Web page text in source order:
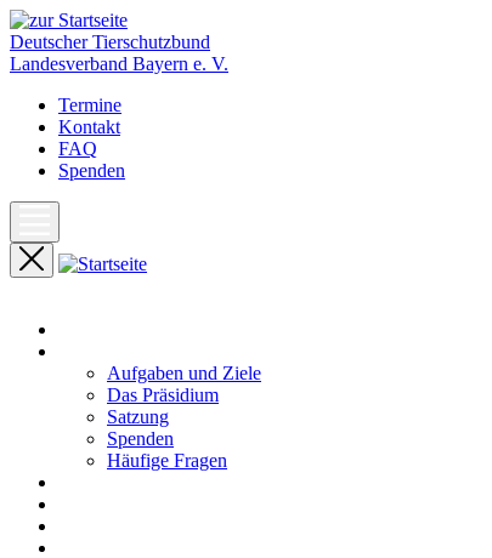
Deutscher Tierschutzbund
Landesverband Bayern e. V.
Termine
Kontakt
FAQ
Spenden
Aufgaben und Ziele
Das Präsidium
Satzung
Spenden
Häufige Fragen